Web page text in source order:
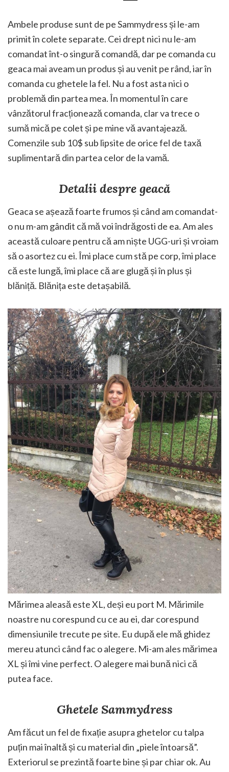
Ambele produse sunt de pe Sammydress și le-am
primit în colete separate. Cei drept nici nu le-am
comandat înt-o singură comandă, dar pe comanda cu
geaca mai aveam un produs și au venit pe rând, iar în
comanda cu ghetele la fel. Nu a fost asta nici o
problemă din partea mea. În momentul în care
vânzătorul fracționează comanda, clar va trece o
sumă mică pe colet și pe mine vă avantajează.
Comenzile sub 10$ sub lipsite de orice fel de taxă
suplimentară din partea celor de la vamă.
Detalii despre geacă
Geaca se așează foarte frumos și când am comandat-
o nu m-am gândit că mă voi îndrăgosti de ea. Am ales
această culoare pentru că am niște UGG-uri și vroiam
să o asortez cu ei. Îmi place cum stă pe corp, îmi place
că este lungă, îmi place că are glugă și în plus și
blăniță. Blănița este detașabilă.
Mărimea aleasă este XL, deși eu port M. Mărimile
noastre nu corespund cu ce au ei, dar corespund
dimensiunile trecute pe site. Eu după ele mă ghidez
mereu atunci când fac o alegere. Mi-am ales mărimea
XL și îmi vine perfect. O alegere mai bună nici că
putea face.
Ghetele Sammydress
Am făcut un fel de fixație asupra ghetelor cu talpa
puțin mai înaltă și cu material din „piele întoarsă”.
Exteriorul se prezintă foarte bine și par chiar ok. Au